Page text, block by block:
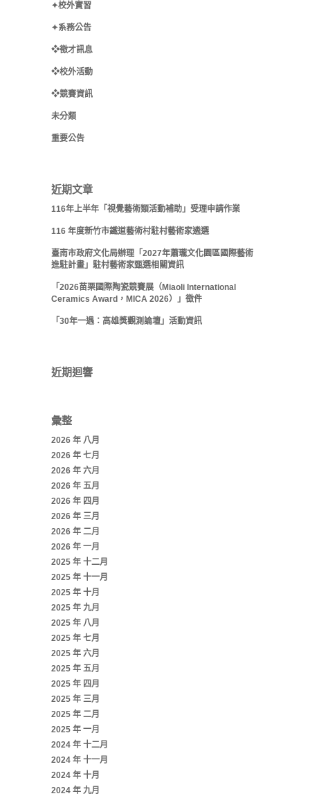
✦校外實習
✦系務公告
❖徵才訊息
❖校外活動
❖競賽資訊
未分類
重要公告
近期文章
116年上半年「視覺藝術類活動補助」受理申請作業
116 年度新竹市鐵道藝術村駐村藝術家遴選
臺南市政府文化局辦理「2027年蕭瓏文化園區國際藝術
進駐計畫」駐村藝術家甄選相關資訊
「2026苗栗國際陶瓷競賽展（Miaoli International
Ceramics Award，MICA 2026）」徵件
「30年一遇：高雄獎觀測論壇」活動資訊
近期迴響
彙整
2026 年 八月
2026 年 七月
2026 年 六月
2026 年 五月
2026 年 四月
2026 年 三月
2026 年 二月
2026 年 一月
2025 年 十二月
2025 年 十一月
2025 年 十月
2025 年 九月
2025 年 八月
2025 年 七月
2025 年 六月
2025 年 五月
2025 年 四月
2025 年 三月
2025 年 二月
2025 年 一月
2024 年 十二月
2024 年 十一月
2024 年 十月
2024 年 九月